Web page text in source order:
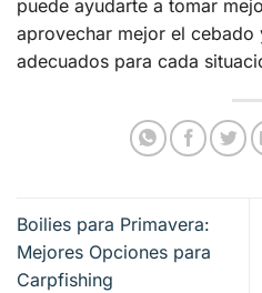
puede ayudarte a tomar
aprovechar mejor el cebado
adecuados para cada
Boilies para Primavera:
Mejores Opciones para
Carpfishing